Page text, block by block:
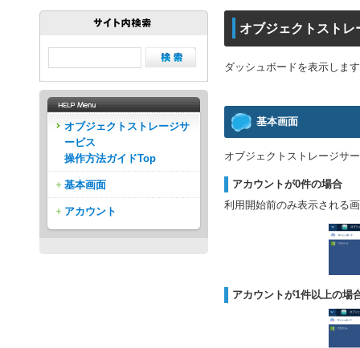
オブジェクトスト
ダッシュボードを表示しま
基本画面
オブジェクトストレージサ
アカウントが0件の場合
利用開始前のみ表示される
アカウントが1件以上の場
オブジェクトストレージサ
ービス
操作方法ガイドTop
基本画面
アカウント